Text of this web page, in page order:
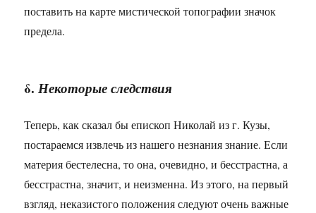
поставить на карте мистической топографии значок
предела.
δ.Некоторые следствия
Теперь, как сказал бы епископ Николай из г. Кузы,
постараемся извлечь из нашего незнания знание. Если
материя бестелесна, то она, очевидно, и бесстрастна, а
бесстрастна, значит, и неизменна. Из этого, на первый
взгляд, неказистого положения следуют очень важные